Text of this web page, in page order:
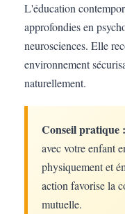
L'éducation
approfondies en
neurosciences. Elle
environnement
naturellement.
Conseil pratique :
avec votre enfant
physiquement et
action favorise la
mutuelle.